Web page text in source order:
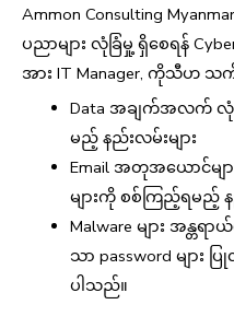
Ammon Consulting
ပညာများ လုံခြံမှု့ ရှိစေရန်
အား IT Manager, ကိုသီဟ သ
Data အချက်အလက်
မည့် နည်းလမ်းများ
Email အတုအယောင်မျာ
များကို စစ်ကြည့်ရမည့် န
Malware များ အန္တ
သာ password များ
ပါသည်။